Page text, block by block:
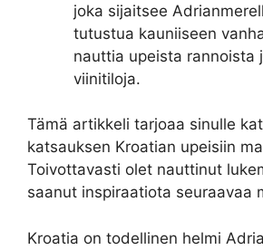
joka sijaitsee
tutustua kauniiseen
nauttia upeista rannoista
viinitiloja.
Tämä artikkeli tarjoaa sinulle
katsauksen Kroatian upeisiin
Toivottavasti olet nauttinut
saanut inspiraatiota seuraavaa
Kroatia on todellinen helmi